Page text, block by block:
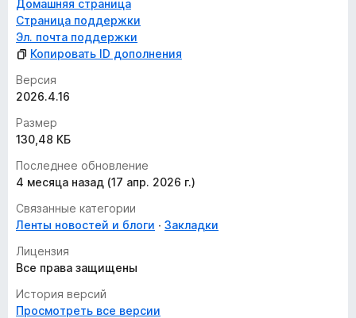
Домашняя страница
Страница поддержки
Эл. почта поддержки
Копировать ID дополнения
Версия
2026.4.16
Размер
130,48 КБ
Последнее обновление
4 месяца назад (17 апр. 2026 г.)
Связанные категории
Ленты новостей и блоги
Закладки
Лицензия
Все права защищены
История версий
Просмотреть все версии